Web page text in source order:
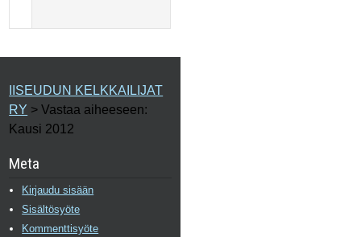
IISEUDUN KELKKAILIJAT
RY >Vastaa aiheeseen:
Kausi 2012
Meta
Kirjaudu sisään
Sisältösyöte
Kommenttisyöte